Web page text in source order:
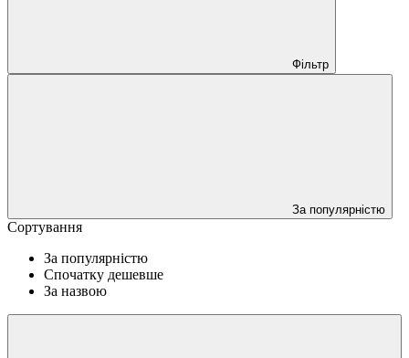
Фільтр
За популярністю
Сортування
За популярністю
Спочатку дешевше
За назвою